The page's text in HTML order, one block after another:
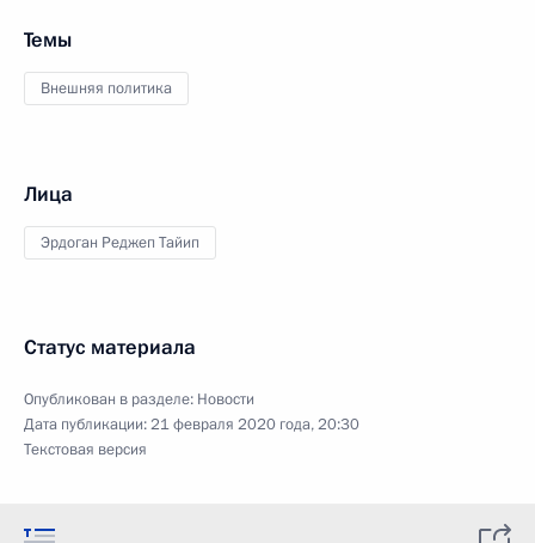
Темы
Внешняя политика
Лица
Эрдоган Реджеп Тайип
Статус материала
Опубликован в разделе: Новости
Дата публикации:21 февраля 2020 года, 20:30
Текстовая версия